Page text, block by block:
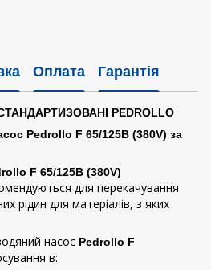
Оплата Гарантія
PEDROLLO
Pedrollo F 65/125B (380V) за
F 65/125B (380V)
для перекачування
рідин для матеріалів, з яких
насос Pedrollo F
в: